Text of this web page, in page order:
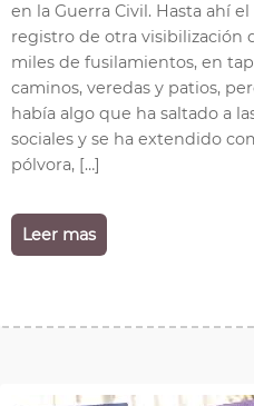
en la Guerra Civil. Hasta ahí
registro de otra visibilización
miles de fusilamientos, en
caminos, veredas y patios,
había algo que ha saltado a
sociales y se ha extendido
pólvora, […]
Leer mas